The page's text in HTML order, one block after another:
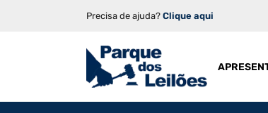
Precisa de ajuda? Clique aqui